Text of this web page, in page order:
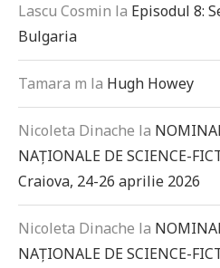
Lascu Cosmin la Episodul 8:
Bulgaria
Tamara m la Hugh Howey
Nicoleta Dinache la
NAȚIONALE DE SCIENCE-
Craiova, 24-26 aprilie 2026
Nicoleta Dinache la
NAȚIONALE DE SCIENCE-